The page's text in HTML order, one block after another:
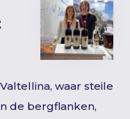
waar steile
de bergflanken,